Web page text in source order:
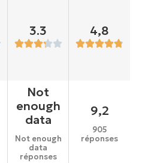
3.3 4,8
Not
enough
data
Not enough
data
réponses
9,2
905
réponses